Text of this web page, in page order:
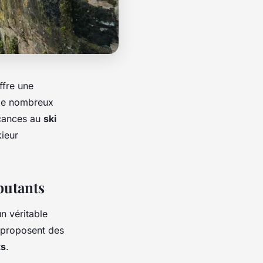
une
nombreux
au ski
véritable
des
.